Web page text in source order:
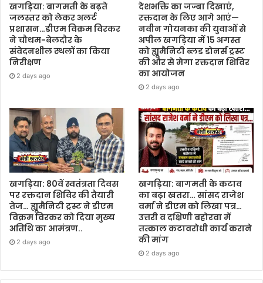
खगड़िया: बागमती के बढ़ते
जलस्तर को लेकर अलर्ट
प्रशासन…डीएम विक्रम विरकर
ने चौथम-बेलदौर के
संवेदनशील स्थलों का किया
निरीक्षण
2 days ago
देशभक्ति का जज्बा दिखाएं,
रक्तदान के लिए आगे आएं—
नवीन गोयनका की युवाओं से
अपील खगड़िया में 15 अगस्त
को ह्यूमैनिटी ब्लड डोनर्स ट्रस्ट
की ओर से मेगा रक्तदान शिविर
का आयोजन
2 days ago
खगड़िया: 80वें स्वतंत्रता दिवस
पर रक्तदान शिविर की तैयारी
तेज… ह्यूमैनिटी ट्रस्ट ने डीएम
विक्रम विरकर को दिया मुख्य
अतिथि का आमंत्रण..
2 days ago
खगड़िया: बागमती के कटाव
का बढ़ा खतरा… सांसद राजेश
वर्मा ने डीएम को लिखा पत्र…
उत्तरी व दक्षिणी बहोरवा में
तत्काल कटावरोधी कार्य कराने
की मांग
2 days ago